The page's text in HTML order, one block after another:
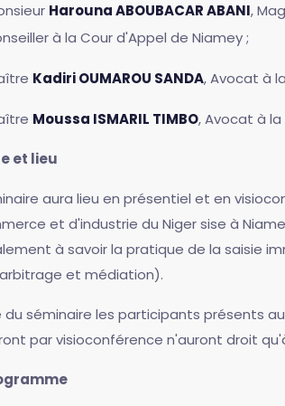
Harouna ABOUBACAR ABANI,
à la Cour d'Appel de Niamey ;
Kadiri OUMAROU SANDA, Avocat à
Moussa ISMARIL TIMBO, Avocat à
et lieu
aura lieu en présentiel et en
et d'industrie du Niger sise à
à savoir la pratique de la saisie
et médiation).
du séminaire les participants présents
par visioconférence n'auront droit